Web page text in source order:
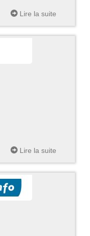
Lire la suite
Lire la suite